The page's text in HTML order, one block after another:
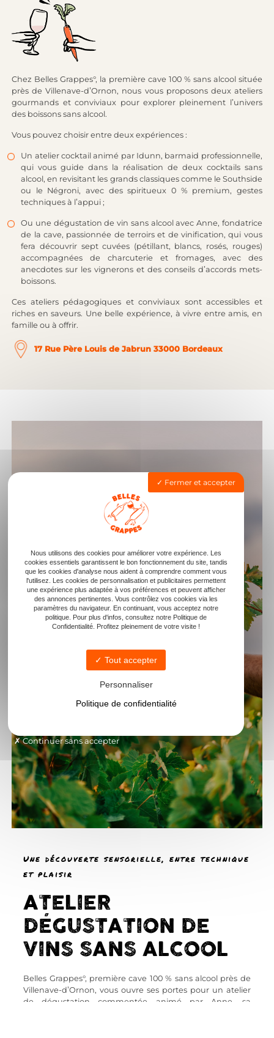
Chez Belles Grappes°, la première cave 100 % sans alcool située
près de Villenave-d’Ornon, nous vous proposons deux ateliers
gourmands et conviviaux pour explorer pleinement l’univers
des boissons sans alcool.
Vous pouvez choisir entre deux expériences :
Un atelier cocktail animé par Idunn, barmaid professionnelle,
qui vous guide dans la réalisation de deux cocktails sans
alcool, en revisitant les grands classiques comme le Southside
ou le Négroni, avec des spiritueux 0 % premium, gestes
techniques à l’appui ;
Ou une dégustation de vin sans alcool avec Anne, fondatrice
de la cave, passionnée de terroirs et de vinification, qui vous
fera découvrir sept cuvées (pétillant, blancs, rosés, rouges)
accompagnées de charcuterie et fromages, avec des
anecdotes sur les vignerons et des conseils d’accords mets-
boissons.
Ces ateliers pédagogiques et conviviaux sont accessibles et
riches en saveurs. Une belle expérience, à vivre entre amis, en
famille ou à offrir.
17 Rue Père Louis de Jabrun 33000 Bordeaux
Une découverte sensorielle, entre technique
et plaisir
ATELIER
DÉGUSTATION DE
VINS SANS ALCOOL
Belles Grappes°, première cave 100 % sans alcool près de
Villenave-d’Ornon, vous ouvre ses portes pour un atelier
de dégustation commentée animé par Anne, sa
Fermer et accepter
Nous utilisons des cookies pour améliorer votre expérience. Les
cookies essentiels garantissent le bon fonctionnement du site, tandis
que les cookies d'analyse nous aident à comprendre comment vous
l'utilisez. Les cookies de personnalisation et publicitaires permettent
une expérience plus adaptée à vos préférences et peuvent afficher
des annonces pertinentes. Vous contrôlez vos cookies via les
paramètres du navigateur. En continuant, vous acceptez notre
politique. Pour plus d'infos, consultez notre Politique de
Confidentialité. Profitez pleinement de votre visite !
Tout accepter
Personnaliser
Politique de confidentialité
Continuer sans accepter